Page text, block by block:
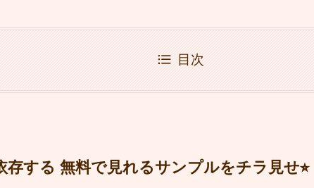
目次
する 無料で見れるサンプルをチラ見せ⭐︎